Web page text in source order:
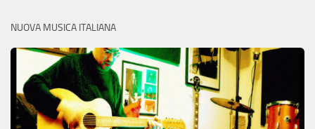
NUOVA MUSICA ITALIANA